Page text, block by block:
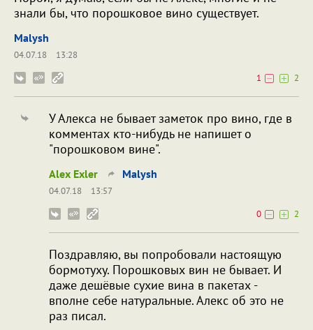
знали бы, что порошковое вино существует.
Malysh
04.07.18
13:28
1
2
У Алекса не бывает заметок про вино, где в
комментах кто-нибудь не напишет о
"порошковом вине".
Alex Exler Malysh
04.07.18
13:57
0
2
Поздравляю, вы попробовали настоящую
бормотуху. Порошковых вин не бывает. И
даже дешёвые сухие вина в пакетах -
вполне себе натуральные. Алекс об это не
раз писал.